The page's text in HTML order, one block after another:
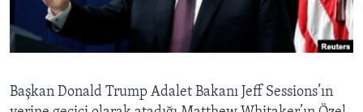
HAYATTAN
SANAT
BIZI TAKIP EDIN
Diller
Başkan Donald Trump Adalet Bakanı Jeff Sessions’ın